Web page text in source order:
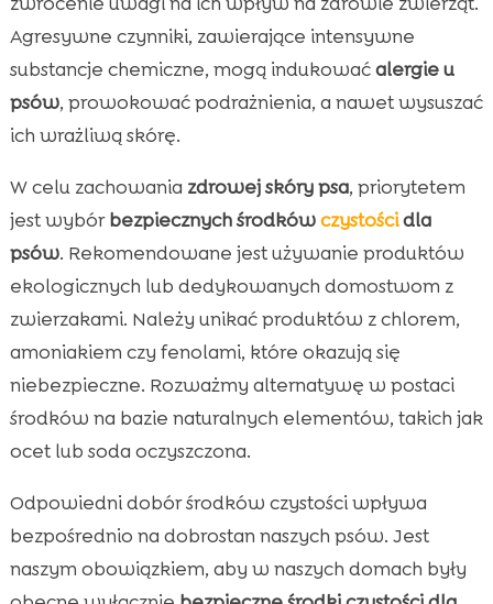
Agresywne czynniki, zawierające intensywne
substancje chemiczne, mogą indukowaćalergie u
psów, prowokować podrażnienia, a nawet wysuszać
ich wrażliwą skórę.
W celu zachowania zdrowej skóry psa, priorytetem
jest wybórbezpiecznych środkówczystościdla
psów. Rekomendowane jest używanie produktów
ekologicznych lub dedykowanych domostwom z
zwierzakami. Należy unikać produktów z chlorem,
amoniakiem czy fenolami, które okazują się
niebezpieczne. Rozważmy alternatywę w postaci
środków na bazie naturalnych elementów, takich jak
ocet lub soda oczyszczona.
Odpowiedni dobór środków czystości wpływa
bezpośrednio na dobrostan naszych psów. Jest
naszym obowiązkiem, aby w naszych domach były